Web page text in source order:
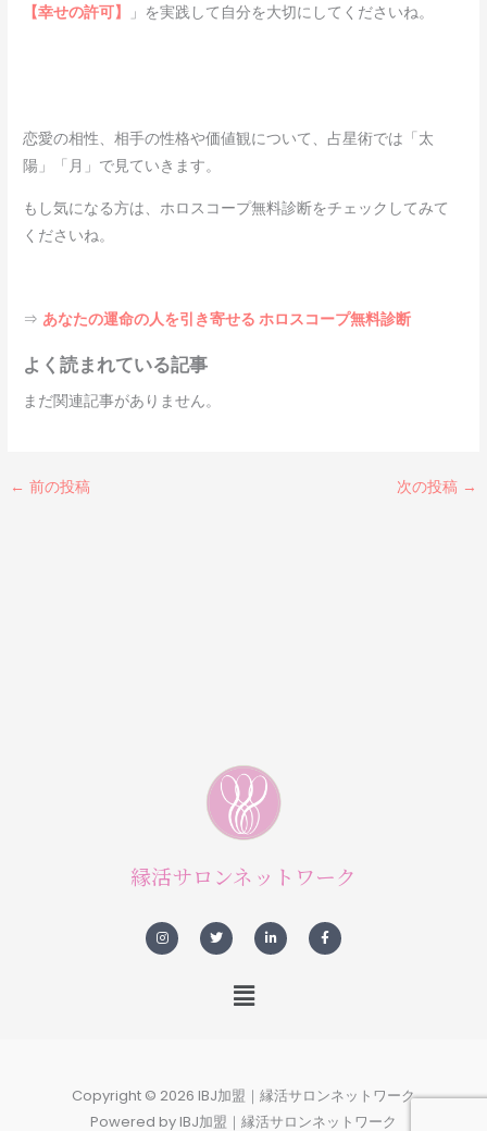
【幸せの許可】
」を実践して自分を大切にしてくださいね。
恋愛の相性、相手の性格や価値観について、占星術では「太
陽」「月」で見ていきます。
もし気になる方は、ホロスコープ無料診断をチェックしてみて
くださいね。
⇒ あなたの運命の人を引き寄せる ホロスコープ無料診断
よく読まれている記事
まだ関連記事がありません。
← 前の投稿 次の投稿 →
縁活サロンネットワーク
n
s
t
w
i
t
i
n
k
a
c
e
メ
ニ
Copyright © 2026 IBJ加盟｜縁活サロンネットワーク
Powered by IBJ加盟｜縁活サロンネットワーク